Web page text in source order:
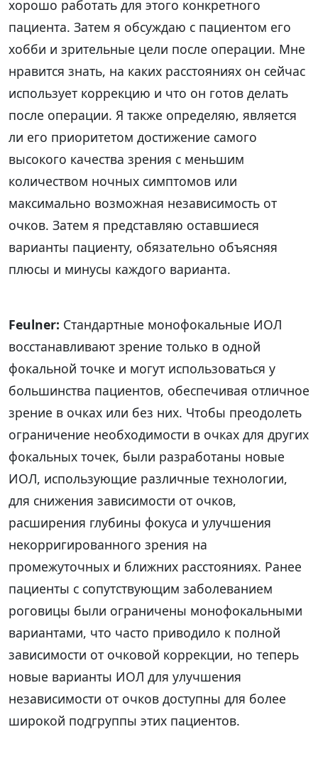
хорошо работать для этого конкретного
пациента. Затем я обсуждаю с пациентом его
хобби и зрительные цели после операции. Мне
нравится знать, на каких расстояниях он сейчас
использует коррекцию и что он готов делать
после операции. Я также определяю, является
ли его приоритетом достижение самого
высокого качества зрения с меньшим
количеством ночных симптомов или
максимально возможная независимость от
очков. Затем я представляю оставшиеся
варианты пациенту, обязательно объясняя
плюсы и минусы каждого варианта.
Feulner: Стандартные монофокальные ИОЛ
восстанавливают зрение только в одной
фокальной точке и могут использоваться у
большинства пациентов, обеспечивая отличное
зрение в очках или без них. Чтобы преодолеть
ограничение необходимости в очках для других
фокальных точек, были разработаны новые
ИОЛ, использующие различные технологии,
для снижения зависимости от очков,
расширения глубины фокуса и улучшения
некорригированного зрения на
промежуточных и ближних расстояниях. Ранее
пациенты с сопутствующим заболеванием
роговицы были ограничены монофокальными
вариантами, что часто приводило к полной
зависимости от очковой коррекции, но теперь
новые варианты ИОЛ для улучшения
независимости от очков доступны для более
широкой подгруппы этих пациентов.